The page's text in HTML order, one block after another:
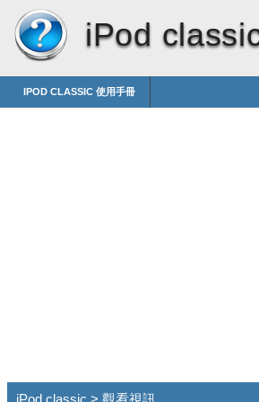
iPod
IPOD CLASSIC 使用手冊
iPod classic > 觀看視訊